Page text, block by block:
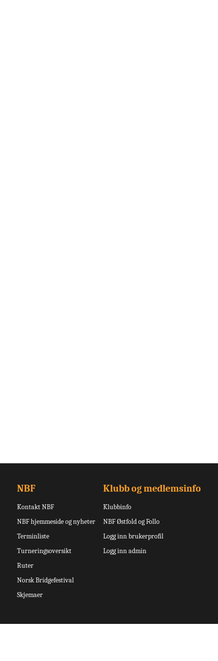
NBF
Kontakt NBF
NBF hjemmeside og nyheter
Terminliste
Turneringsoversikt
Ruter
Norsk Bridgefestival
Skjemaer
Klubb og medlemsinfo
Klubbinfo
NBF Østfold og Follo
Logg inn brukerprofil
Logg inn admin